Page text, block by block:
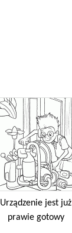
Urządzenie jest już
prawie gotowy